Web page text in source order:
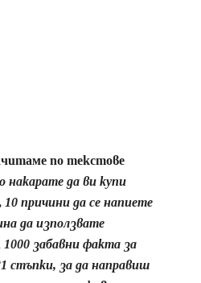
по текстове
накарате да ви купи
10 причини да се напиете
да използвате
1000 забавни факта за
стъпки, за да направиш